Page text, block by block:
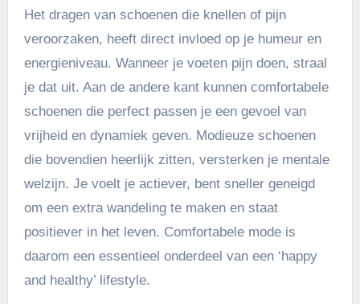
Het dragen van schoenen die knellen of pijn
veroorzaken, heeft direct invloed op je humeur en
energieniveau. Wanneer je voeten pijn doen, straal
je dat uit. Aan de andere kant kunnen comfortabele
schoenen die perfect passen je een gevoel van
vrijheid en dynamiek geven. Modieuze schoenen
die bovendien heerlijk zitten, versterken je mentale
welzijn. Je voelt je actiever, bent sneller geneigd
om een extra wandeling te maken en staat
positiever in het leven. Comfortabele mode is
daarom een essentieel onderdeel van een ‘happy
and healthy’ lifestyle.